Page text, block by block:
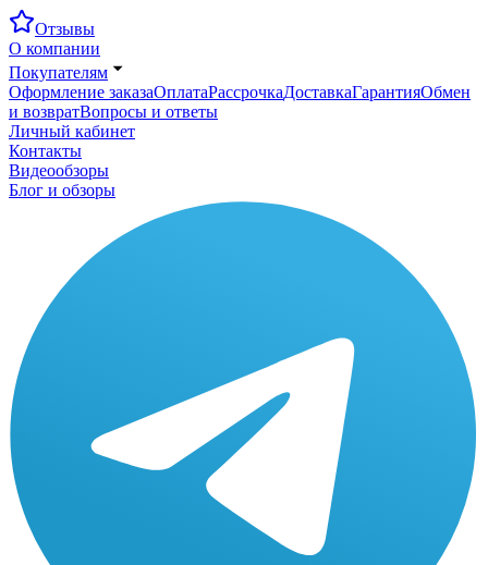
Отзывы
О компании
Покупателям
Оформление заказаОплатаРассрочкаДоставкаГарантияОбмен
и возвратВопросы и ответы
Личный кабинет
Контакты
Видеообзоры
Блог и обзоры